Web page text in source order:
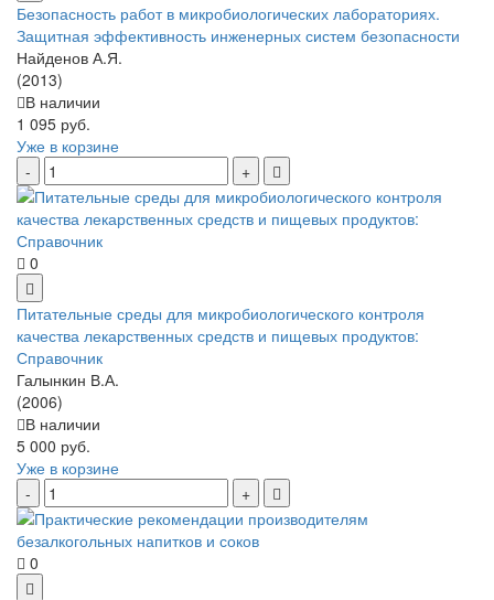
Безопасность работ в микробиологических лабораториях.
Защитная эффективность инженерных систем безопасности
Найденов А.Я.
(2013)
В наличии
1 095 руб.
Уже в корзине
0
Питательные среды для микробиологического контроля
качества лекарственных средств и пищевых продуктов:
Справочник
Галынкин В.А.
(2006)
В наличии
5 000 руб.
Уже в корзине
0